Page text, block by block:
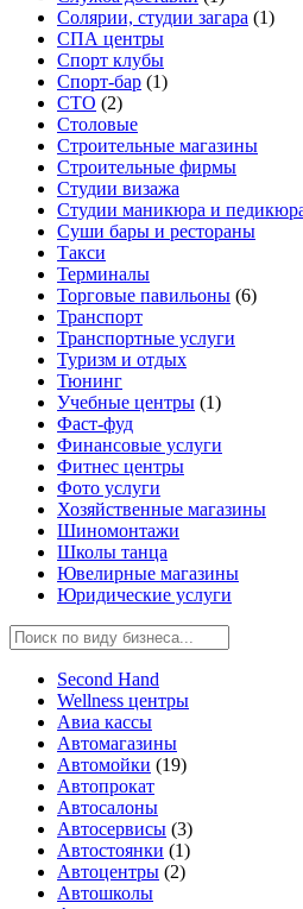
Солярии, студии загара (1)
СПА центры
Спорт клубы
Спорт-бар (1)
СТО (2)
Столовые
Строительные магазины
Строительные фирмы
Студии визажа
Студии маникюра и
Суши бары и рестораны
Такси
Терминалы
Торговые павильоны (6)
Транспорт
Транспортные услуги
Туризм и отдых
Тюнинг
Учебные центры (1)
Фаст-фуд
Финансовые услуги
Фитнес центры
Фото услуги
Хозяйственные магазины
Шиномонтажи
Школы танца
Ювелирные магазины
Юридические услуги
Second Hand
Wellness центры
Авиа кассы
Автомагазины
Автомойки (19)
Автопрокат
Автосалоны
Автосервисы (3)
Автостоянки (1)
Автоцентры (2)
Автошколы